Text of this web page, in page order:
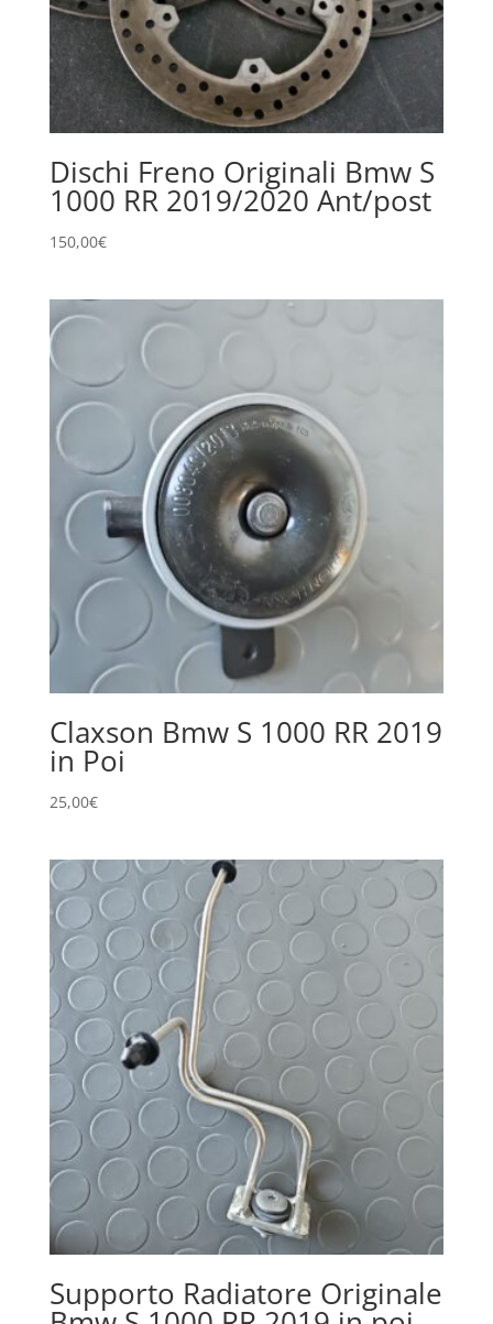
Dischi Freno Originali Bmw S
1000 RR 2019/2020 Ant/post
150,00€
Claxson Bmw S 1000 RR 2019
in Poi
25,00€
Supporto Radiatore Originale